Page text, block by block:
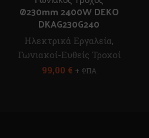
Ø230mm 2400W DEKO
DKAG230G240
Ηλεκτρικά Εργαλεία,
Γωνιακοί-Ευθείς Τροχοί
99,00 € + ΦΠΑ